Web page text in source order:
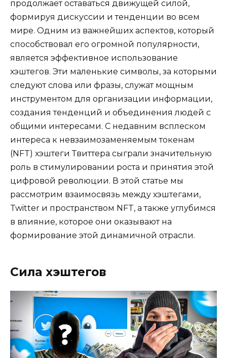
продолжает оставаться движущей силой,
формируя дискуссии и тенденции во всем
мире. Одним из важнейших аспектов, который
способствовал его огромной популярности,
является эффективное использование
хэштегов. Эти маленькие символы, за которыми
следуют слова или фразы, служат мощным
инструментом для организации информации,
создания тенденций и объединения людей с
общими интересами. С недавним всплеском
интереса к невзаимозаменяемым токенам
(NFT) хэштеги Твиттера сыграли значительную
роль в стимулировании роста и принятия этой
цифровой революции. В этой статье мы
рассмотрим взаимосвязь между хэштегами,
Twitter и пространством NFT, а также углубимся
в влияние, которое они оказывают на
формирование этой динамичной отрасли.
Сила хэштегов